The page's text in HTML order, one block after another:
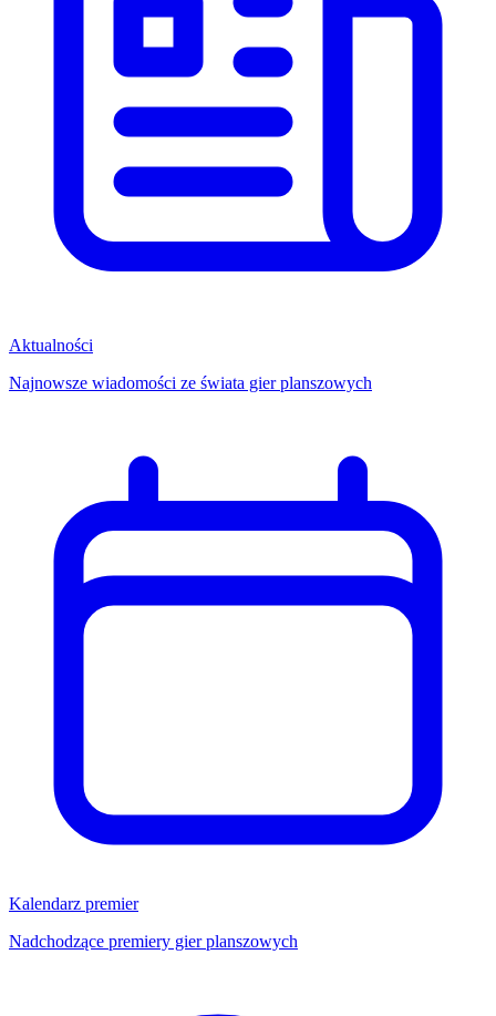
Aktualności
Najnowsze wiadomości ze świata gier planszowych
Kalendarz premier
Nadchodzące premiery gier planszowych